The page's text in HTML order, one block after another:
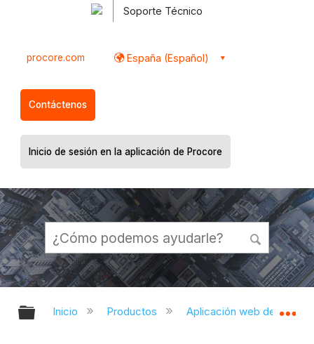
Soporte Técnico
procore.com España (Español)
Contáctenos
Inicio de sesión en la aplicación de Procore
Expandir/contraer jerarquía global
Inicio Productos Aplicación web de